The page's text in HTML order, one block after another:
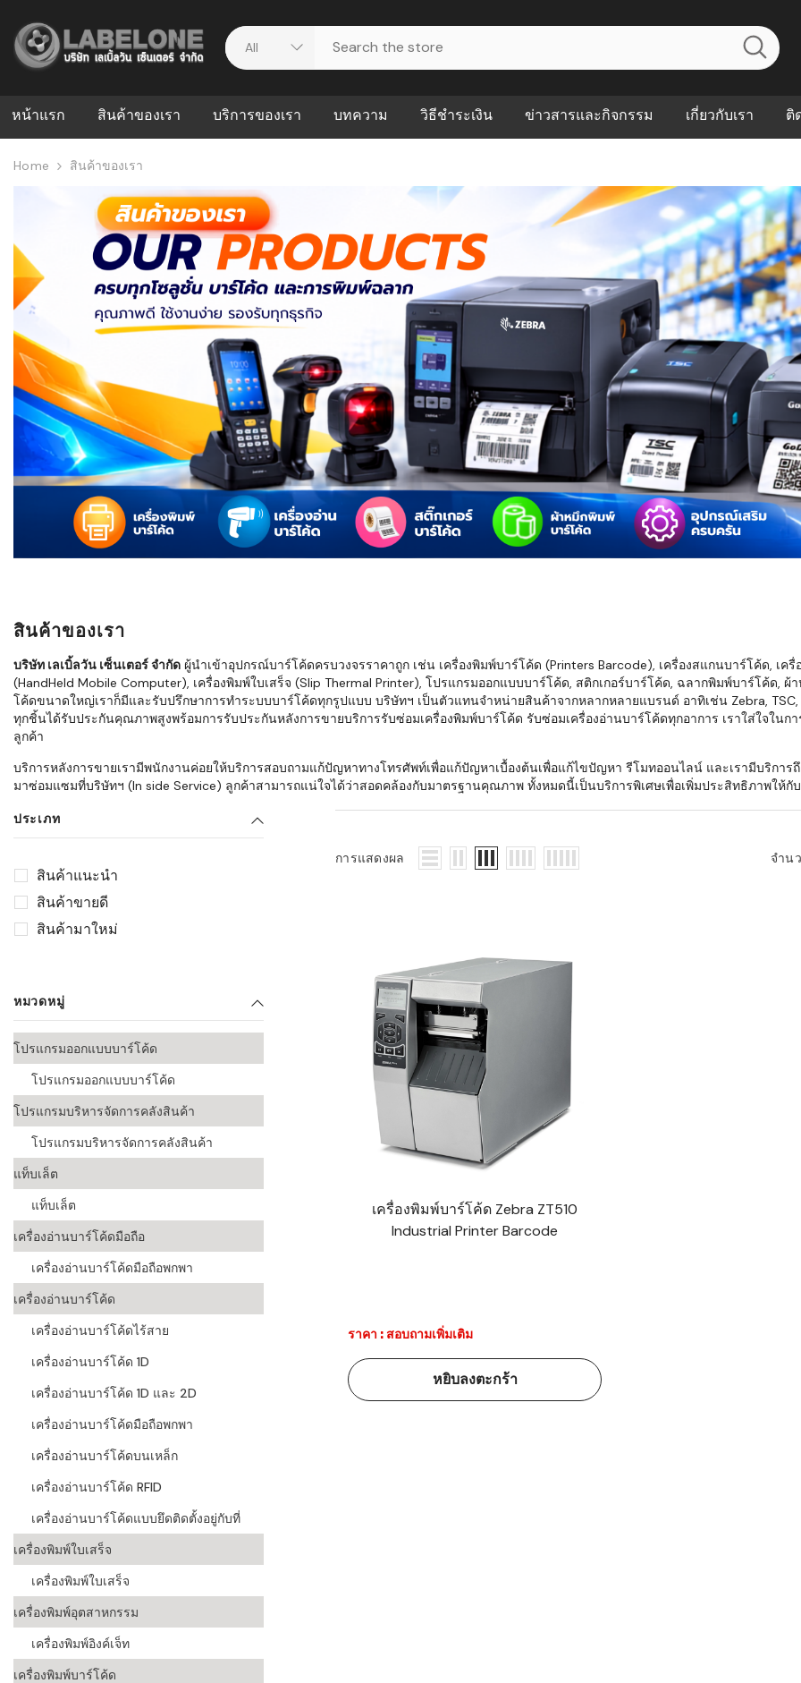
หน้าแรก สินค้าของเรา บริการของเรา
ดาวน์โหลดไดร์เวอร์
วีดีโอแนะนำ
บทความ
บริหารคลังสินค้าที่ช่วยลด
สต็อกแบบ Real-time
ปัญหาคลังสินค้าที่บอกว่า
ธุรกิจของคุณควรเริ่มใช้
WMS กับ ERP ต่างกัน
อย่างไร? ทำไมหลายธุรกิจ
ต้องใช้ร่วมกัน
ใช้ Excel คุมสต็อก กับใช้
WMS ต่างกันอย่างไร?
แบบไหนเหมาะกับธุรกิจที่
กำลังเติบโต
ขั้นตอนการทำงานของ
WMS ตั้งแต่รับสินค้า จัด
เก็บ หยิบ แพ็ก จนถึงจัดส่ง
อย่างไร
WMS สำหรับธุรกิจ 3PL,
ค้าส่ง และ E-Commerce:
แนะนำ Checklist ก่อน
เลือกระบบ WMS: ธุรกิจ
ก่อนเริ่มติดตั้ง
ส่งและโลจิสติกส์
ระบบบาร์โค้ดในธุรกิจ
ขายธุรกิจค้าปลีก
การพัฒนาบาร์โค้ดในงาน
อุตสาหกรรม
ระบบบาร์โค้ดใน
อุตสาหกรรมยานยนต์
อุตสาหกรรมเสื้อผ้า
ระบบบาร์โค้ดใน
แพทย์
ระบบบาร์โค้ดในด้านการ
วิธีชำระเงิน ข่าวสารและกิจกรรม เกี่ยวกับเรา
FAQs
Our Customer
ติ
Home สินค้าของเรา
สินค้าของเรา
บริษัท เลเบิ้ลวัน เซ็นเตอร์ จำกัด ผู้นำเข้าอุปกรณ์บาร์โค้ดครบวงจรราคาถูก เช่น เครื่องพิมพ์บาร์โค้ด (Printers Barcode), เครื่องสแกนบาร์โค้ด, เค
(HandHeld Mobile Computer), เครื่องพิมพ์ใบเสร็จ (Slip Thermal Printer), โปรแกรมออกแบบบาร์โค้ด, สติกเกอร์บาร์โค้ด, ฉลากพิมพ์บาร์โค้ด,
โค้ดขนาดใหญ่เราก็มีและรับปรึกษาการทำระบบบาร์โค้ดทุกรูปแบบ บริษัทฯ เป็นตัวแทนจำหน่ายสินค้าจากหลากหลายแบรนด์ อาทิเช่น Zebra, TSC,
ทุกชิ้นได้รับประกันคุณภาพสูงพร้อมการรับประกันหลังการขายบริการรับซ่อมเครื่องพิมพ์บาร์โค้ด รับซ่อมเครื่องอ่านบาร์โค้ดทุกอาการ เราใส่ใจใน
ลูกค้า
บริการหลังการขายเรามีพนักงานค่อยให้บริการสอบถามแก้ปัญหาทางโทรศัพท์เพื่อแก้ปัญหาเบื้องต้นเพื่อแก้ไขปัญหา รีโมทออนไลน์ และเรามีบริการ
มาซ่อมแซมที่บริษัทฯ (In side Service) ลูกค้าสามารถแน่ใจได้ว่าสอดคล้องกับมาตรฐานคุณภาพ ทั้งหมดนี้เป็นบริการพิเศษเพื่อเพิ่มประสิทธิภาพให้กั
ประเภท
สินค้าแนะนำ
สินค้าขายดี
สินค้ามาใหม่
หมวดหมู่
โปรแกรมออกแบบบาร์โค้ด
โปรแกรมออกแบบบาร์โค้ด
โปรแกรมบริหารจัดการคลังสินค้า
โปรแกรมบริหารจัดการคลังสินค้า
แท็บเล็ต
แท็บเล็ต
เครื่องอ่านบาร์โค้ดมือถือ
เครื่องอ่านบาร์โค้ดมือถือพกพา
เครื่องอ่านบาร์โค้ด
เครื่องอ่านบาร์โค้ดไร้สาย
เครื่องอ่านบาร์โค้ด 1D
เครื่องอ่านบาร์โค้ด 1D และ 2D
เครื่องอ่านบาร์โค้ดมือถือพกพา
เครื่องอ่านบาร์โค้ดบนเหล็ก
เครื่องอ่านบาร์โค้ด RFID
เครื่องอ่านบาร์โค้ดแบบยึดติดตั้งอยู่กับที่
เครื่องพิมพ์ใบเสร็จ
เครื่องพิมพ์ใบเสร็จ
เครื่องพิมพ์อุตสาหกรรม
เครื่องพิมพ์อิงค์เจ็ท
เครื่องพิมพ์บาร์โค้ด
การแสดงผล จำน
เครื่องพิมพ์บาร์โค้ด Zebra ZT510
Industrial Printer Barcode
ราคา : สอบถามเพิ่มเติม
หยิบลงตะกร้า